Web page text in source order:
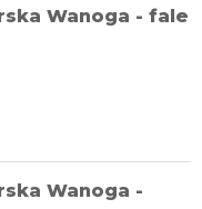
Wanoga - fale
Wanoga -